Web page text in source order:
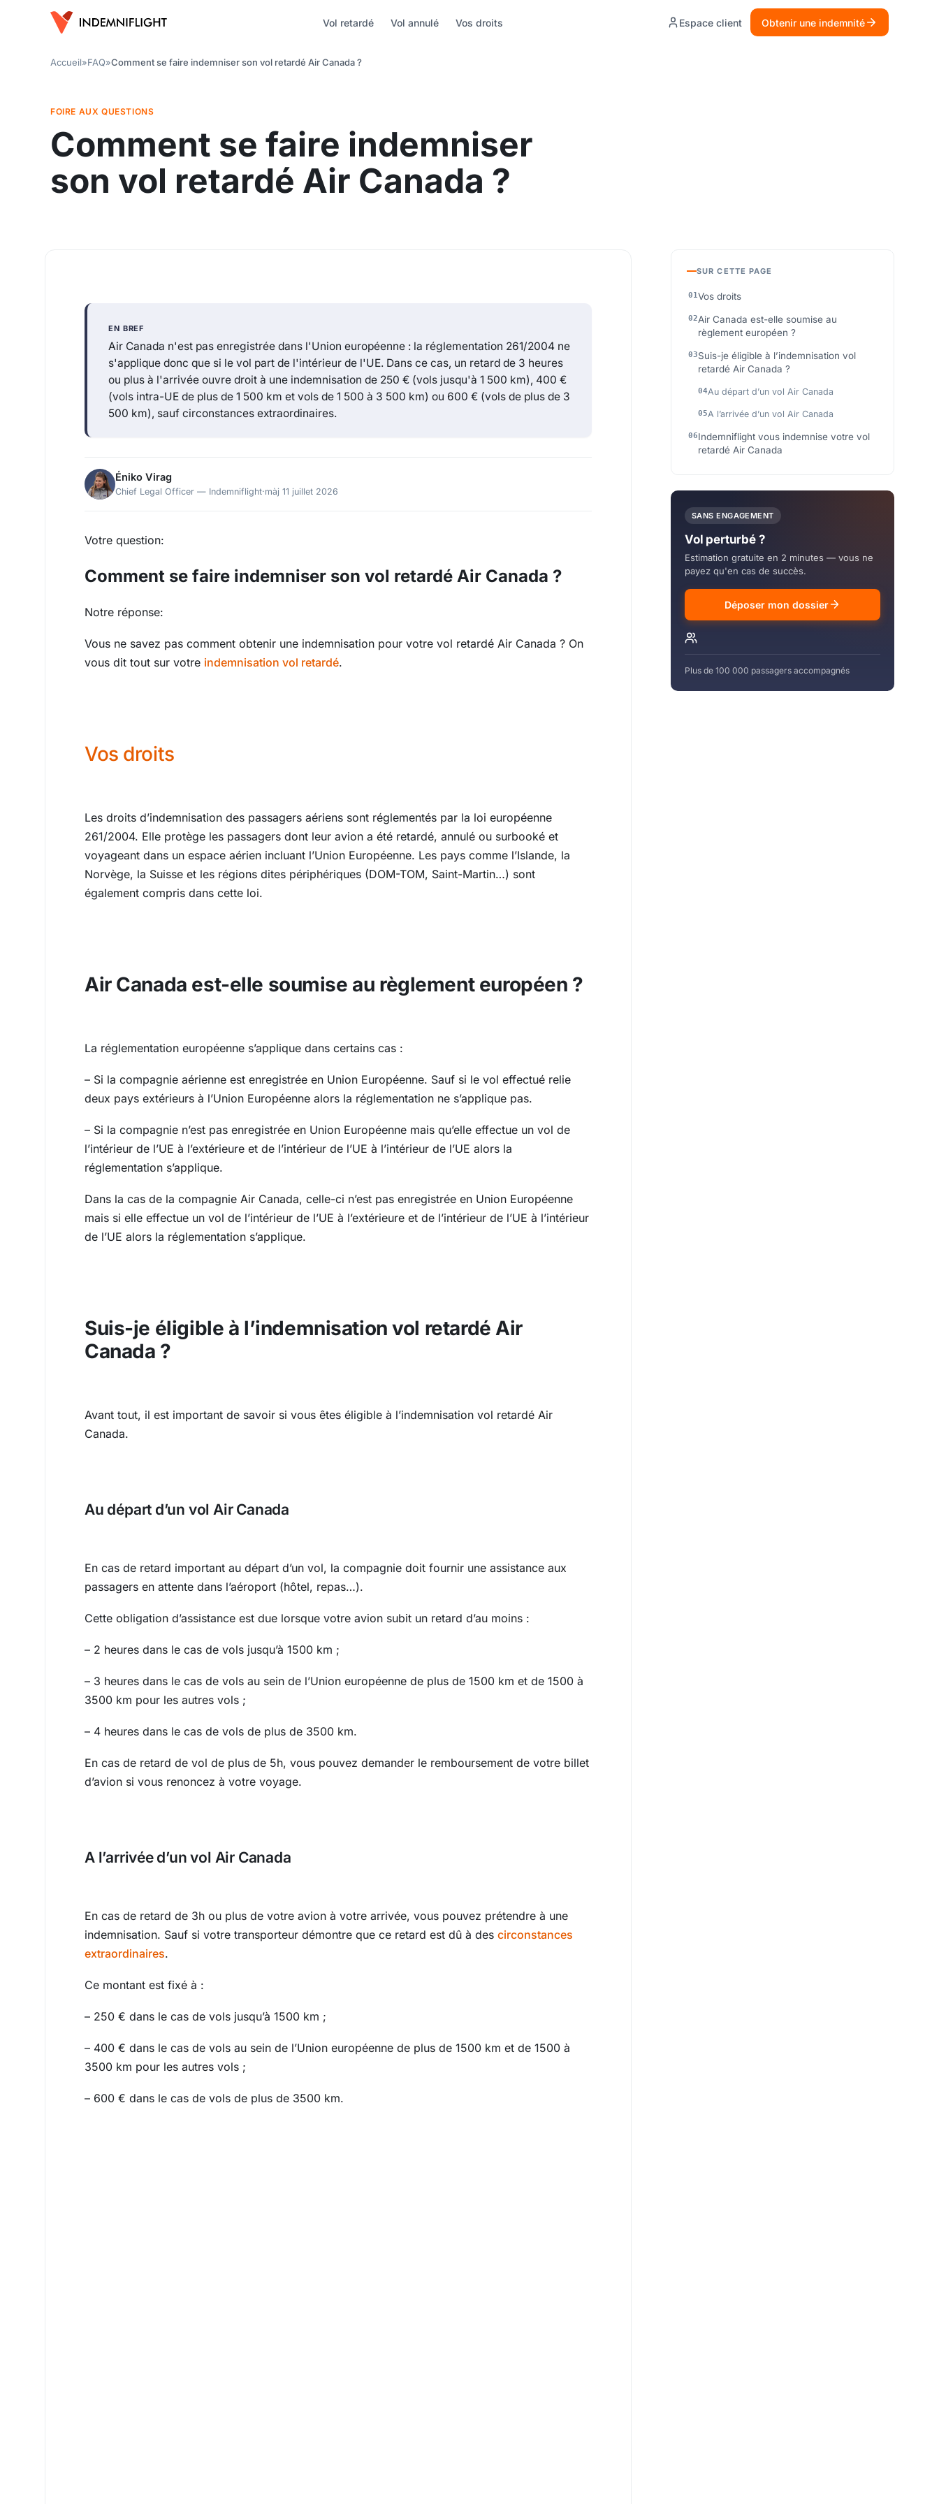
Vol retardé Vol annulé Vos droits Espace client Obtenir une indemnité
Accueil»FAQ»Comment se faire indemniser son vol retardé Air Canada ?
FOIRE AUX QUESTIONS
Comment se faire indemniser
son vol retardé Air Canada ?
EN BREF
Air Canada n'est pas enregistrée dans l'Union européenne : la réglementation 261/2004 ne
s'applique donc que si le vol part de l'intérieur de l'UE. Dans ce cas, un retard de 3 heures
ou plus à l'arrivée ouvre droit à une indemnisation de 250 € (vols jusqu'à 1 500 km), 400 €
(vols intra-UE de plus de 1 500 km et vols de 1 500 à 3 500 km) ou 600 € (vols de plus de 3
500 km), sauf circonstances extraordinaires.
Éniko Virag
Chief Legal Officer — Indemniflight·màj 11 juillet 2026
Votre question:
Comment se faire indemniser son vol retardé Air Canada ?
Notre réponse:
Vous ne savez pas comment obtenir une indemnisation pour votre vol retardé Air Canada ? On
vous dit tout sur votre indemnisation vol retardé.
Vos droits
Les droits d’indemnisation des passagers aériens sont réglementés par la loi européenne
261/2004. Elle protège les passagers dont leur avion a été retardé, annulé ou surbooké et
voyageant dans un espace aérien incluant l’Union Européenne. Les pays comme l’Islande, la
Norvège, la Suisse et les régions dites périphériques (DOM-TOM, Saint-Martin…) sont
également compris dans cette loi.
Air Canada est-elle soumise au règlement européen ?
La réglementation européenne s’applique dans certains cas :
– Si la compagnie aérienne est enregistrée en Union Européenne. Sauf si le vol effectué relie
deux pays extérieurs à l’Union Européenne alors la réglementation ne s’applique pas.
– Si la compagnie n’est pas enregistrée en Union Européenne mais qu’elle effectue un vol de
l’intérieur de l’UE à l’extérieure et de l’intérieur de l’UE à l’intérieur de l’UE alors la
réglementation s’applique.
Dans la cas de la compagnie Air Canada, celle-ci n’est pas enregistrée en Union Européenne
mais si elle effectue un vol de l’intérieur de l’UE à l’extérieure et de l’intérieur de l’UE à l’intérieur
de l’UE alors la réglementation s’applique.
Suis-je éligible à l’indemnisation vol retardé Air
Canada ?
Avant tout, il est important de savoir si vous êtes éligible à l’indemnisation vol retardé Air
Canada.
Au départ d’un vol Air Canada
En cas de retard important au départ d’un vol, la compagnie doit fournir une assistance aux
passagers en attente dans l’aéroport (hôtel, repas…).
Cette obligation d’assistance est due lorsque votre avion subit un retard d’au moins :
– 2 heures dans le cas de vols jusqu’à 1500 km ;
– 3 heures dans le cas de vols au sein de l’Union européenne de plus de 1500 km et de 1500 à
3500 km pour les autres vols ;
– 4 heures dans le cas de vols de plus de 3500 km.
En cas de retard de vol de plus de 5h, vous pouvez demander le remboursement de votre billet
d’avion si vous renoncez à votre voyage.
A l’arrivée d’un vol Air Canada
En cas de retard de 3h ou plus de votre avion à votre arrivée, vous pouvez prétendre à une
indemnisation. Sauf si votre transporteur démontre que ce retard est dû à des circonstances
extraordinaires.
Ce montant est fixé à :
– 250 € dans le cas de vols jusqu’à 1500 km ;
– 400 € dans le cas de vols au sein de l’Union européenne de plus de 1500 km et de 1500 à
3500 km pour les autres vols ;
– 600 € dans le cas de vols de plus de 3500 km.
SUR CETTE PAGE
Vos droits
Air Canada est-elle soumise au
règlement européen ?
Suis-je éligible à l’indemnisation vol
retardé Air Canada ?
Au départ d’un vol Air Canada
A l’arrivée d’un vol Air Canada
Indemniflight vous indemnise votre vol
retardé Air Canada
SANS ENGAGEMENT
Vol perturbé ?
Estimation gratuite en 2 minutes — vous ne
payez qu'en cas de succès.
Déposer mon dossier
Plus de 100 000 passagers accompagnés